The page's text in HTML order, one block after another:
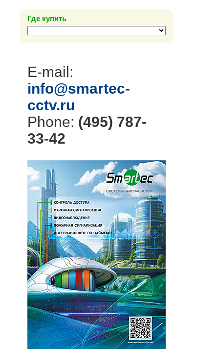
Где купить
E-mail:
info@smartec-
cctv.ru
Phone: (495) 787-
33-42